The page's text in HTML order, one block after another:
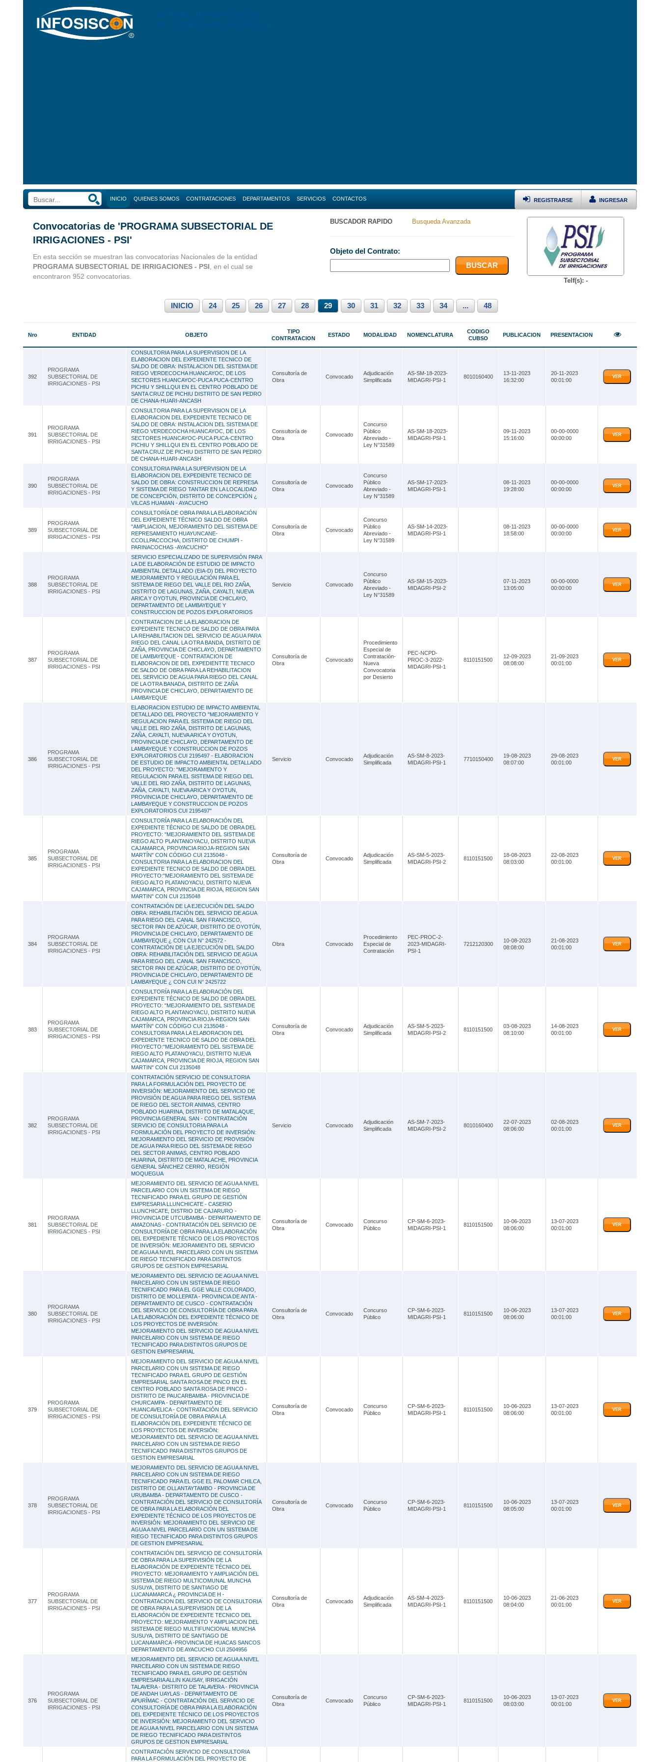
INICIO QUIENES SOMOS CONTRATACIONES
Consultorias Perú
DEPARTAMENTOS
Apurímac
Arequipa
Cajamarca
Huancavelica
Huánuco
Ica
La Libertad
Lambayeque
Madre de Dios
Moquegua
Pasco
Tumbes
Ucayali
SERVICIOS CONTACTOS INGRESAR
REGISTRARSE
Convocatorias de 'PROGRAMA SUBSECTORIAL DE
IRRIGACIONES - PSI'
En esta sección se muestran las convocatorias Nacionales de la entidad
PROGRAMA SUBSECTORIAL DE IRRIGACIONES - PSI , en el cual se
encontraron 952 convocatorias.
BUSCADOR RAPIDO Busqueda Avanzada
Objeto del Contrato:
Telf(s): -
INICIO 24 25 26 27 28 29 30 31 32 33 34 ... 48
Nro ENTIDAD OBJETO
TIPO
CONTRATACION
ESTADO MODALIDAD NOMENCLATURA
CODIGO
CUBSO
PUBLICACION PRESENTACION
392
PROGRAMA
SUBSECTORIAL DE
IRRIGACIONES - PSI
CONSULTORIA PARA LA SUPERVISION DE LA
ELABORACION DEL EXPEDIENTE TECNICO DE
SALDO DE OBRA: INSTALACION DEL SISTEMA DE
RIEGO VERDECOCHA HUANCAYOC, DE LOS
SECTORES HUANCAYOC-PUCA PUCA-CENTRO
PICHIU Y SHILLQUI EN EL CENTRO POBLADO DE
SANTA CRUZ DE PICHIU DISTRITO DE SAN PEDRO
DE CHANA-HUARI-ANCASH
Consultoría de
Obra
Convocado
Adjudicación
Simplificada
AS-SM-18-2023-
MIDAGRI-PSI-1
8010160400
13-11-2023
16:32:00
20-11-2023
00:01:00
VER
391
PROGRAMA
SUBSECTORIAL DE
IRRIGACIONES - PSI
CONSULTORIA PARA LA SUPERVISION DE LA
ELABORACION DEL EXPEDIENTE TECNICO DE
SALDO DE OBRA: INSTALACION DEL SISTEMA DE
RIEGO VERDECOCHA HUANCAYOC, DE LOS
SECTORES HUANCAYOC-PUCA PUCA-CENTRO
PICHIU Y SHILLQUI EN EL CENTRO POBLADO DE
SANTA CRUZ DE PICHIU DISTRITO DE SAN PEDRO
DE CHANA-HUARI-ANCASH
Consultoría de
Obra
Convocado
Concurso
Público
Abreviado -
Ley N°31589
AS-SM-18-2023-
MIDAGRI-PSI-1
09-11-2023
15:16:00
00-00-0000
00:00:00
VER
390
PROGRAMA
SUBSECTORIAL DE
IRRIGACIONES - PSI
CONSULTORIA PARA LA SUPERVISION DE LA
ELABORACION DEL EXPEDIENTE TECNICO DE
SALDO DE OBRA: CONSTRUCCION DE REPRESA
Y SISTEMA DE RIEGO TANTAR EN LA LOCALIDAD
DE CONCEPCIÓN, DISTRITO DE CONCEPCIÓN ¿
VILCAS HUAMAN - AYACUCHO
Consultoría de
Obra
Convocado
Concurso
Público
Abreviado -
Ley N°31589
AS-SM-17-2023-
MIDAGRI-PSI-1
08-11-2023
19:28:00
00-00-0000
00:00:00
VER
389
PROGRAMA
SUBSECTORIAL DE
IRRIGACIONES - PSI
CONSULTORÍA DE OBRA PARA LA ELABORACIÓN
DEL EXPEDIENTE TÉCNICO SALDO DE OBRA
"AMPLIACION, MEJORAMIENTO DEL SISTEMA DE
REPRESAMIENTO HUAYUNCANE-
CCOLLPACCOCHA, DISTRITO DE CHUMPI -
PARINACOCHAS -AYACUCHO"
Consultoría de
Obra
Convocado
Concurso
Público
Abreviado -
Ley N°31589
AS-SM-14-2023-
MIDAGRI-PSI-1
08-11-2023
18:58:00
00-00-0000
00:00:00
VER
388
PROGRAMA
SUBSECTORIAL DE
IRRIGACIONES - PSI
SERVICIO ESPECIALIZADO DE SUPERVISIÓN PARA
LA DE ELABORACIÓN DE ESTUDIO DE IMPACTO
AMBIENTAL DETALLADO (EIA-D) DEL PROYECTO
MEJORAMIENTO Y REGULACIÓN PARA EL
SISTEMA DE RIEGO DEL VALLE DEL RIO ZAÑA,
DISTRITO DE LAGUNAS, ZAÑA, CAYALTI, NUEVA
ARICA Y OYOTUN, PROVINCIA DE CHICLAYO,
DEPARTAMENTO DE LAMBAYEQUE Y
CONSTRUCCION DE POZOS EXPLORATORIOS
Servicio Convocado
Concurso
Público
Abreviado -
Ley N°31589
AS-SM-15-2023-
MIDAGRI-PSI-2
07-11-2023
13:05:00
00-00-0000
00:00:00
VER
387
PROGRAMA
SUBSECTORIAL DE
IRRIGACIONES - PSI
CONTRATACION DE LA ELABORACION DE
EXPEDIENTE TECNICO DE SALDO DE OBRA PARA
LA REHABILITACION DEL SERVICIO DE AGUA PARA
RIEGO DEL CANAL LA OTRA BANDA, DISTRITO DE
ZAÑA, PROVINCIA DE CHICLAYO, DEPARTAMENTO
DE LAMBAYEQUE - CONTRATACION DE
ELABORACION DE DEL EXPEDIENTTE TECNICO
DE SALDO DE OBRA PARA LA REHABILITACION
DEL SERVICIO DE AGUA PARA RIEGO DEL CANAL
DE LA OTRA BANADA, DISTRITO DE ZAÑA
PROVINCIA DE CHICLAYO, DEPARTAMENTO DE
LAMBAYEQUE
Consultoría de
Obra
Convocado
Procedimiento
Especial de
Contratación-
Nueva
Convocatoria
por Desierto
PEC-NCPD-
PROC-3-2022-
MIDAGRI-PSI-1
8110151500
12-09-2023
08:08:00
21-09-2023
00:01:00
VER
386
PROGRAMA
SUBSECTORIAL DE
IRRIGACIONES - PSI
ELABORACION ESTUDIO DE IMPACTO AMBIENTAL
DETALLADO DEL PROYECTO "MEJORAMIENTO Y
REGULACION PARA EL SISTEMA DE RIEGO DEL
VALLE DEL RIO ZAÑA, DISTRITO DE LAGUNAS,
ZAÑA, CAYALTI, NUEVA ARICA Y OYOTUN,
PROVINCIA DE CHICLAYO, DEPARTAMENTO DE
LAMBAYEQUE Y CONSTRUCCION DE POZOS
EXPLORATORIOS CUI 2195497 - ELABORACION
DE ESTUDIO DE IMPACTO AMBIENTAL DETALLADO
DEL PROYECTO: "MEJORAMIENTO Y
REGULACION PARA EL SISTEMA DE RIEGO DEL
VALLE DEL RIO ZAÑA, DISTRITO DE LAGUNAS,
ZAÑA, CAYALTI, NUEVA ARICA Y OYOTUN,
PROVINCIA DE CHICLAYO, DEPARTAMENTO DE
LAMBAYEQUE Y CONSTRUCCION DE POZOS
EXPLORATORIOS CUI 2195497"
Servicio Convocado
Adjudicación
Simplificada
AS-SM-8-2023-
MIDAGRI-PSI-1
7710150400
19-08-2023
08:07:00
29-08-2023
00:01:00
VER
385
PROGRAMA
SUBSECTORIAL DE
IRRIGACIONES - PSI
CONSULTORÍA PARA LA ELABORACIÓN DEL
EXPEDIENTE TÉCNICO DE SALDO DE OBRA DEL
PROYECTO: "MEJORAMIENTO DEL SISTEMA DE
RIEGO ALTO PLANTANOYACU, DISTRITO NUEVA
CAJAMARCA, PROVINCIA RIOJA-REGION SAN
MARTÍN" CON CÓDIGO CUI 2135048 -
CONSULTORIA PARA LA ELABORACION DEL
EXPEDIENTE TECNICO DE SALDO DE OBRA DEL
PROYECTO:"MEJORAMIENTO DEL SISTEMA DE
RIEGO ALTO PLATANOYACU, DISTRITO NUEVA
CAJAMARCA, PROVINCIA DE RIOJA, REGION SAN
MARTIN" CON CUI 2135048
Consultoría de
Obra
Convocado
Adjudicación
Simplificada
AS-SM-5-2023-
MIDAGRI-PSI-2
8110151500
18-08-2023
08:03:00
22-08-2023
00:01:00
VER
384
PROGRAMA
SUBSECTORIAL DE
IRRIGACIONES - PSI
CONTRATACIÓN DE LA EJECUCIÓN DEL SALDO
OBRA: REHABILITACIÓN DEL SERVICIO DE AGUA
PARA RIEGO DEL CANAL SAN FRANCISCO,
SECTOR PAN DE AZÚCAR, DISTRITO DE OYOTÚN,
PROVINCIA DE CHICLAYO, DEPARTAMENTO DE
LAMBAYEQUE ¿ CON CUI N° 242572 -
CONTRATACIÓN DE LA EJECUCIÓN DEL SALDO
OBRA: REHABILITACIÓN DEL SERVICIO DE AGUA
PARA RIEGO DEL CANAL SAN FRANCISCO,
SECTOR PAN DE AZÚCAR, DISTRITO DE OYOTÚN,
PROVINCIA DE CHICLAYO, DEPARTAMENTO DE
LAMBAYEQUE ¿ CON CUI N° 2425722
Obra Convocado
Procedimiento
Especial de
Contratación
PEC-PROC-2-
2023-MIDAGRI-
PSI-1
7212120300
10-08-2023
08:08:00
21-08-2023
00:01:00
VER
383
PROGRAMA
SUBSECTORIAL DE
IRRIGACIONES - PSI
CONSULTORÍA PARA LA ELABORACIÓN DEL
EXPEDIENTE TÉCNICO DE SALDO DE OBRA DEL
PROYECTO: "MEJORAMIENTO DEL SISTEMA DE
RIEGO ALTO PLANTANOYACU, DISTRITO NUEVA
CAJAMARCA, PROVINCIA RIOJA-REGION SAN
MARTÍN" CON CÓDIGO CUI 2135048 -
CONSULTORIA PARA LA ELABORACION DEL
EXPEDIENTE TECNICO DE SALDO DE OBRA DEL
PROYECTO:"MEJORAMIENTO DEL SISTEMA DE
RIEGO ALTO PLATANOYACU, DISTRITO NUEVA
CAJAMARCA, PROVINCIA DE RIOJA, REGION SAN
MARTIN" CON CUI 2135048
Consultoría de
Obra
Convocado
Adjudicación
Simplificada
AS-SM-5-2023-
MIDAGRI-PSI-2
8110151500
03-08-2023
08:10:00
14-08-2023
00:01:00
VER
382
PROGRAMA
SUBSECTORIAL DE
IRRIGACIONES - PSI
CONTRATACIÓN SERVICIO DE CONSULTORIA
PARA LA FORMULACIÓN DEL PROYECTO DE
INVERSIÓN: MEJORAMIENTO DEL SERVICIO DE
PROVISIÓN DE AGUA PARA RIEGO DEL SISTEMA
DE RIEGO DEL SECTOR ANIMAS, CENTRO
POBLADO HUARINA, DISTRITO DE MATALAQUE,
PROVINCIA GENERAL SAN - CONTRATACIÓN
SERVICIO DE CONSULTORIA PARA LA
FORMULACIÓN DEL PROYECTO DE INVERSIÓN:
MEJORAMIENTO DEL SERVICIO DE PROVISIÓN
DE AGUA PARA RIEGO DEL SISTEMA DE RIEGO
DEL SECTOR ANIMAS, CENTRO POBLADO
HUARINA, DISTRITO DE MATALACHE, PROVINCIA
GENERAL SÁNCHEZ CERRO, REGIÓN
MOQUEGUA
Servicio Convocado
Adjudicación
Simplificada
AS-SM-7-2023-
MIDAGRI-PSI-2
8010160400
22-07-2023
08:06:00
02-08-2023
00:01:00
VER
381
PROGRAMA
SUBSECTORIAL DE
IRRIGACIONES - PSI
MEJORAMIENTO DEL SERVICIO DE AGUA A NIVEL
PARCELARIO CON UN SISTEMA DE RIEGO
TECNIFICADO PARA EL GRUPO DE GESTIÓN
EMPRESARIA LLUNCHICATE - CASERIO
LLUNCHICATE, DISTRIO DE CAJARURO -
PROVINCIA DE UTCUBAMBA - DEPARTAMENTO DE
AMAZONAS - CONTRATACIÓN DEL SERVICIO DE
CONSULTORÍA DE OBRA PARA LA ELABORACIÓN
DEL EXPEDIENTE TÉCNICO DE LOS PROYECTOS
DE INVERSIÓN: MEJORAMIENTO DEL SERVICIO
DE AGUA A NIVEL PARCELARIO CON UN SISTEMA
DE RIEGO TECNIFICADO PARA DISTINTOS
GRUPOS DE GESTION EMPRESARIAL
Consultoría de
Obra
Convocado
Concurso
Público
CP-SM-6-2023-
MIDAGRI-PSI-1
8110151500
10-06-2023
08:06:00
13-07-2023
00:01:00
VER
380
PROGRAMA
SUBSECTORIAL DE
IRRIGACIONES - PSI
MEJORAMIENTO DEL SERVICIO DE AGUA A NIVEL
PARCELARIO CON UN SISTEMA DE RIEGO
TECNIFICADO PARA EL GGE VALLE COLORADO,
DISTRITO DE MOLLEPATA - PROVINCIA DE ANTA -
DEPARTAMENTO DE CUSCO - CONTRATACIÓN
DEL SERVICIO DE CONSULTORÍA DE OBRA PARA
LA ELABORACIÓN DEL EXPEDIENTE TÉCNICO DE
LOS PROYECTOS DE INVERSIÓN:
MEJORAMIENTO DEL SERVICIO DE AGUA A NIVEL
PARCELARIO CON UN SISTEMA DE RIEGO
TECNIFICADO PARA DISTINTOS GRUPOS DE
GESTION EMPRESARIAL
Consultoría de
Obra
Convocado
Concurso
Público
CP-SM-6-2023-
MIDAGRI-PSI-1
8110151500
10-06-2023
08:06:00
13-07-2023
00:01:00
VER
379
PROGRAMA
SUBSECTORIAL DE
IRRIGACIONES - PSI
MEJORAMIENTO DEL SERVICIO DE AGUA A NIVEL
PARCELARIO CON UN SISTEMA DE RIEGO
TECNIFICADO PARA EL GRUPO DE GESTIÓN
EMPRESARIAL SANTA ROSA DE PINCO EN EL
CENTRO POBLADO SANTA ROSA DE PINCO -
DISTRITO DE PAUCARBAMBA - PROVINCIA DE
CHURCAMPA - DEPARTAMENTO DE
HUANCAVELICA - CONTRATACIÓN DEL SERVICIO
DE CONSULTORÍA DE OBRA PARA LA
ELABORACIÓN DEL EXPEDIENTE TÉCNICO DE
LOS PROYECTOS DE INVERSIÓN:
MEJORAMIENTO DEL SERVICIO DE AGUA A NIVEL
PARCELARIO CON UN SISTEMA DE RIEGO
TECNIFICADO PARA DISTINTOS GRUPOS DE
GESTION EMPRESARIAL
Consultoría de
Obra
Convocado
Concurso
Público
CP-SM-6-2023-
MIDAGRI-PSI-1
8110151500
10-06-2023
08:06:00
13-07-2023
00:01:00
VER
378
PROGRAMA
SUBSECTORIAL DE
IRRIGACIONES - PSI
MEJORAMIENTO DEL SERVICIO DE AGUA A NIVEL
PARCELARIO CON UN SISTEMA DE RIEGO
TECNIFICADO PARA EL GGE EL PALOMAR CHILCA,
DISTRITO DE OLLANTAYTAMBO - PROVINCIA DE
URUBAMBA - DEPARTAMENTO DE CUSCO -
CONTRATACIÓN DEL SERVICIO DE CONSULTORÍA
DE OBRA PARA LA ELABORACIÓN DEL
EXPEDIENTE TÉCNICO DE LOS PROYECTOS DE
INVERSIÓN: MEJORAMIENTO DEL SERVICIO DE
AGUA A NIVEL PARCELARIO CON UN SISTEMA DE
RIEGO TECNIFICADO PARA DISTINTOS GRUPOS
DE GESTION EMPRESARIAL
Consultoría de
Obra
Convocado
Concurso
Público
CP-SM-6-2023-
MIDAGRI-PSI-1
8110151500
10-06-2023
08:05:00
13-07-2023
00:01:00
VER
377
PROGRAMA
SUBSECTORIAL DE
IRRIGACIONES - PSI
CONTRATACIÓN DEL SERVICIO DE CONSULTORÍA
DE OBRA PARA LA SUPERVISIÓN DE LA
ELABORACIÓN DE EXPEDIENTE TÉCNICO DEL
PROYECTO: MEJORAMIENTO Y AMPLIACIÓN DEL
SISTEMA DE RIEGO MULTICOMUNAL MUNCHA
SUSUYA, DISTRITO DE SANTIAGO DE
LUCANAMARCA ¿ PROVINCIA DE H -
CONTRATACION DEL SERVICIO DE CONSULTORIA
DE OBRA PARA LA SUPERVISION DE LA
ELABORACIÓN DE EXPEDIENTE TECNICO DEL
PROYECTO: MEJORAMIENTO Y AMPLIACION DEL
SISTEMA DE RIEGO MULTIFUNCIONAL MUNCHA
SUSUYA, DISTRITO DE SANTIAGO DE
LUCANAMARCA -PROVINCIA DE HUACAS SANCOS
DEPARTAMENTO DE AYACUCHO CUI 2504956
Consultoría de
Obra
Convocado
Adjudicación
Simplificada
AS-SM-4-2023-
MIDAGRI-PSI-1
8110151500
10-06-2023
08:04:00
21-06-2023
00:01:00
VER
376
PROGRAMA
SUBSECTORIAL DE
IRRIGACIONES - PSI
MEJORAMIENTO DEL SERVICIO DE AGUA A NIVEL
PARCELARIO CON UN SISTEMA DE RIEGO
TECNIFICADO PARA EL GRUPO DE GESTIÓN
EMPRESARIA ALLIN KAUSAY, IRRIGACIÓN
TALAVERA - DISTRITO DE TALAVERA - PROVINCIA
DE ANDAH UAYLAS - DEPARTAMENTO DE
APURÍMAC - CONTRATACIÓN DEL SERVICIO DE
CONSULTORÍA DE OBRA PARA LA ELABORACIÓN
DEL EXPEDIENTE TÉCNICO DE LOS PROYECTOS
DE INVERSIÓN: MEJORAMIENTO DEL SERVICIO
DE AGUA A NIVEL PARCELARIO CON UN SISTEMA
DE RIEGO TECNIFICADO PARA DISTINTOS
GRUPOS DE GESTION EMPRESARIAL
Consultoría de
Obra
Convocado
Concurso
Público
CP-SM-6-2023-
MIDAGRI-PSI-1
8110151500
10-06-2023
08:03:00
13-07-2023
00:01:00
VER
CONTRATACIÓN SERVICIO DE CONSULTORIA
PARA LA FORMULACIÓN DEL PROYECTO DE